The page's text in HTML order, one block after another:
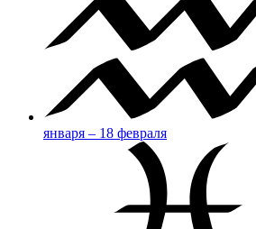
января – 18 февраля